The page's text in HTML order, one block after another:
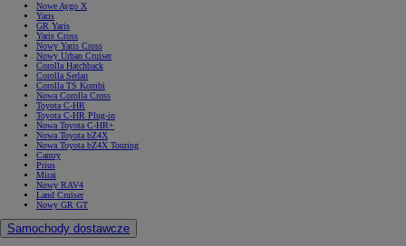
Nowe Aygo X
Yaris
GR Yaris
Yaris Cross
Nowy Yaris Cross
Nowy Urban Cruiser
Corolla Hatchback
Corolla Sedan
Corolla TS Kombi
Nowa Corolla Cross
Toyota C-HR
Toyota C-HR Plug-in
Nowa Toyota C-HR+
Nowa Toyota bZ4X
Nowa Toyota bZ4X Touring
Camry
Prius
Mirai
Nowy RAV4
Land Cruiser
Nowy GR GT
Samochody dostawcze